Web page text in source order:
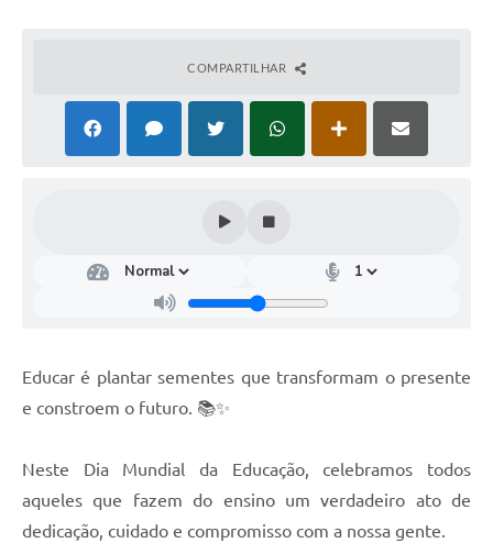
COMPARTILHAR
Educar é plantar sementes que transformam o presente
e constroem o futuro. 📚✨
Neste Dia Mundial da Educação, celebramos todos
aqueles que fazem do ensino um verdadeiro ato de
dedicação, cuidado e compromisso com a nossa gente.